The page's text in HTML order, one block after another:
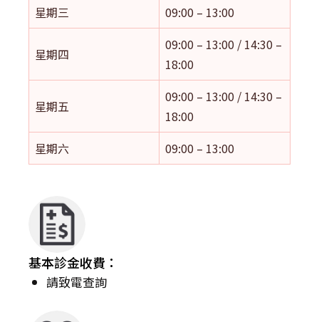
星期三
09:00 – 13:00
星期四
09:00 – 13:00 / 14:30 –
18:00
星期五
09:00 – 13:00 / 14:30 –
18:00
星期六
09:00 – 13:00
基本診金收費：
請致電查詢